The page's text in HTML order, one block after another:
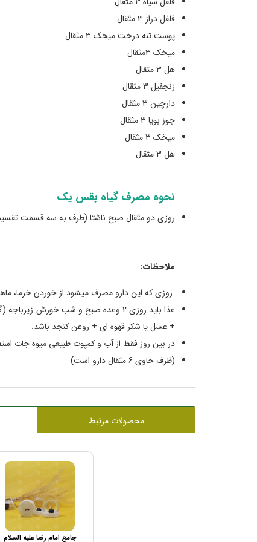
فلفل دراز 3 مثقال
پوست تنه درخت میخک 3 مثقال
میخک 3مثقال
هل 3 مثقال
زنجفیل 3 مثقال
دارچین 3 مثقال
جوز بویا 3 مثقال
میخک 3 مثقال
هل 3 مثقال
نحوه مصرف گیاه بقس یک
روزی دو مثقال صبح ناشتا (ظرف به سه قسمت
ملاحظات:
روزی که این دارو مصرف میشود از خوردن خرما،
غذا باید روزی 2 وعده صبح و شب
+ عسل یا شکر قهوه ای + روغن کنجد باشد.
در بین روز فقط از آب و کمپوت طبیعی میوه جات
(ظرف حاوی 6 مثقال دارو است)
محصولات مرتبط
جامع امام رضا علیه السلام